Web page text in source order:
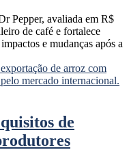
Pepper, avaliada em R$
de café e fortalece
e mudanças após a
de